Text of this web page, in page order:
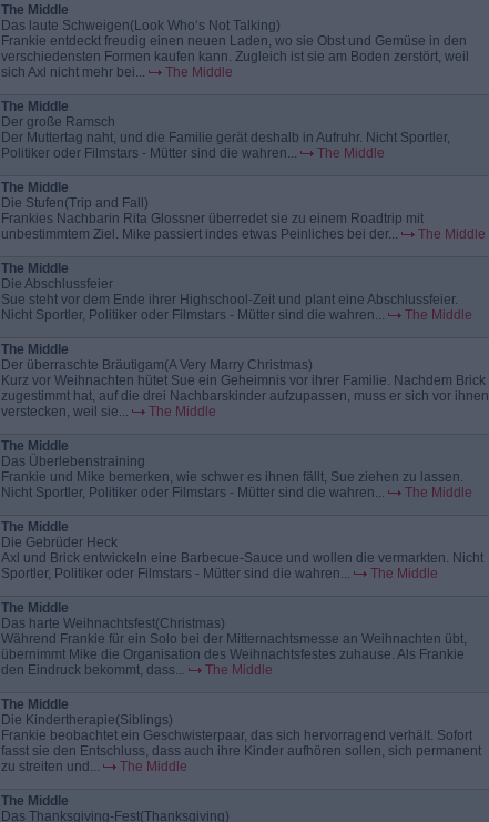
The Middle
Das laute Schweigen(Look Who‘s Not Talking)
Frankie entdeckt freudig einen neuen Laden, wo sie Obst und Gemüse in den
verschiedensten Formen kaufen kann. Zugleich ist sie am Boden zerstört, weil
sich Axl nicht mehr bei...
The Middle
The Middle
Der große Ramsch
Der Muttertag naht, und die Familie gerät deshalb in Aufruhr. Nicht Sportler,
Politiker oder Filmstars - Mütter sind die wahren...
The Middle
The Middle
Die Stufen(Trip and Fall)
Frankies Nachbarin Rita Glossner überredet sie zu einem Roadtrip mit
unbestimmtem Ziel. Mike passiert indes etwas Peinliches bei der...
The Middle
The Middle
Die Abschlussfeier
Sue steht vor dem Ende ihrer Highschool-Zeit und plant eine Abschlussfeier.
Nicht Sportler, Politiker oder Filmstars - Mütter sind die wahren...
The Middle
The Middle
Der überraschte Bräutigam(A Very Marry Christmas)
Kurz vor Weihnachten hütet Sue ein Geheimnis vor ihrer Familie. Nachdem Brick
zugestimmt hat, auf die drei Nachbarskinder aufzupassen, muss er sich vor ihnen
verstecken, weil sie...
The Middle
The Middle
Das Überlebenstraining
Frankie und Mike bemerken, wie schwer es ihnen fällt, Sue ziehen zu lassen.
Nicht Sportler, Politiker oder Filmstars - Mütter sind die wahren...
The Middle
The Middle
Die Gebrüder Heck
Axl und Brick entwickeln eine Barbecue-Sauce und wollen die vermarkten. Nicht
Sportler, Politiker oder Filmstars - Mütter sind die wahren...
The Middle
The Middle
Das harte Weihnachtsfest(Christmas)
Während Frankie für ein Solo bei der Mitternachtsmesse an Weihnachten übt,
übernimmt Mike die Organisation des Weihnachtsfestes zuhause. Als Frankie
den Eindruck bekommt, dass...
The Middle
The Middle
Die Kindertherapie(Siblings)
Frankie beobachtet ein Geschwisterpaar, das sich hervorragend verhält. Sofort
fasst sie den Entschluss, dass auch ihre Kinder aufhören sollen, sich permanent
zu streiten und...
The Middle
The Middle
Das Thanksgiving-Fest(Thanksgiving)